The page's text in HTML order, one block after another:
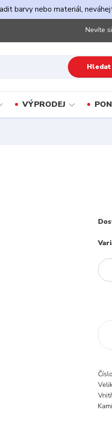
barvy nebo materiál,
Hledat
Nevíte
VÝPRODEJ